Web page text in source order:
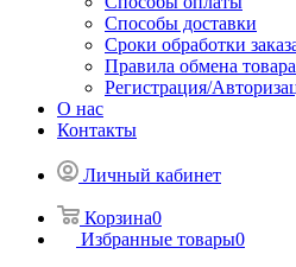
Способы доставки
Сроки обработки
Правила обмена
Регистрация/
О нас
Контакты
Личный кабинет
Корзина0
Избранные товары0